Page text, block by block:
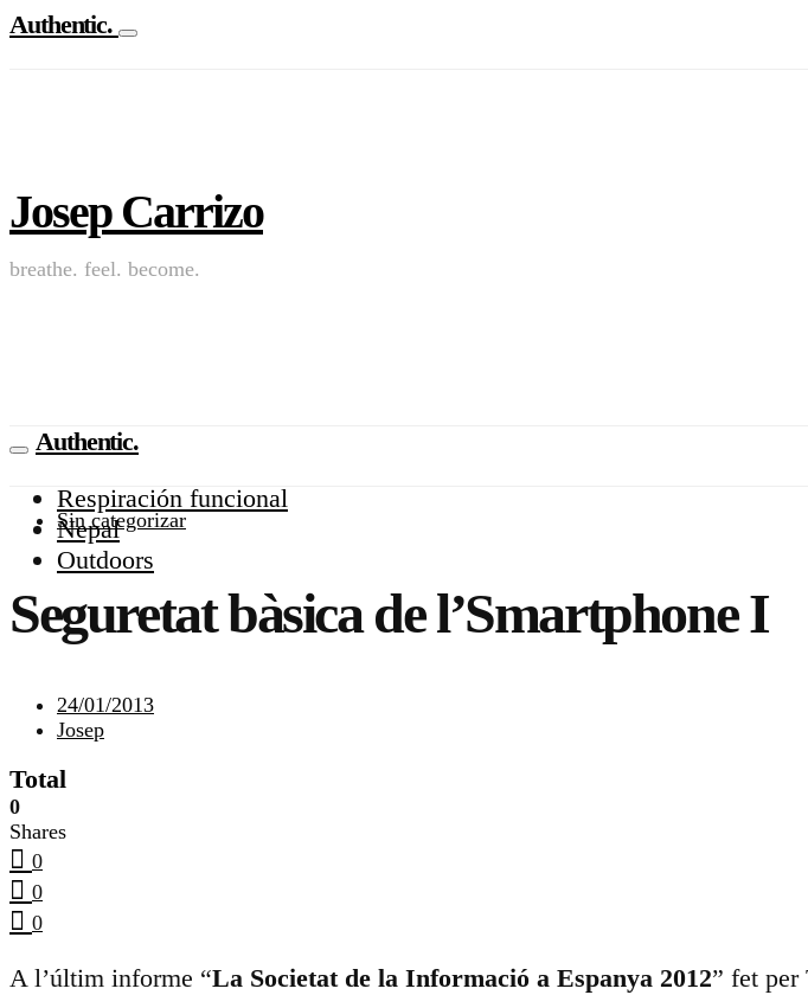
Authentic.
Josep Carrizo
breathe. feel. become.
Authentic.
Respiración funcional
Nepal
Outdoors
Sin categorizar
Seguretat bàsica de l’Smartphone I
24/01/2013
Josep
Total
0
Shares
0
0
0
A l’últim informe “La Societat de la Informació a Espanya 2012” fet per